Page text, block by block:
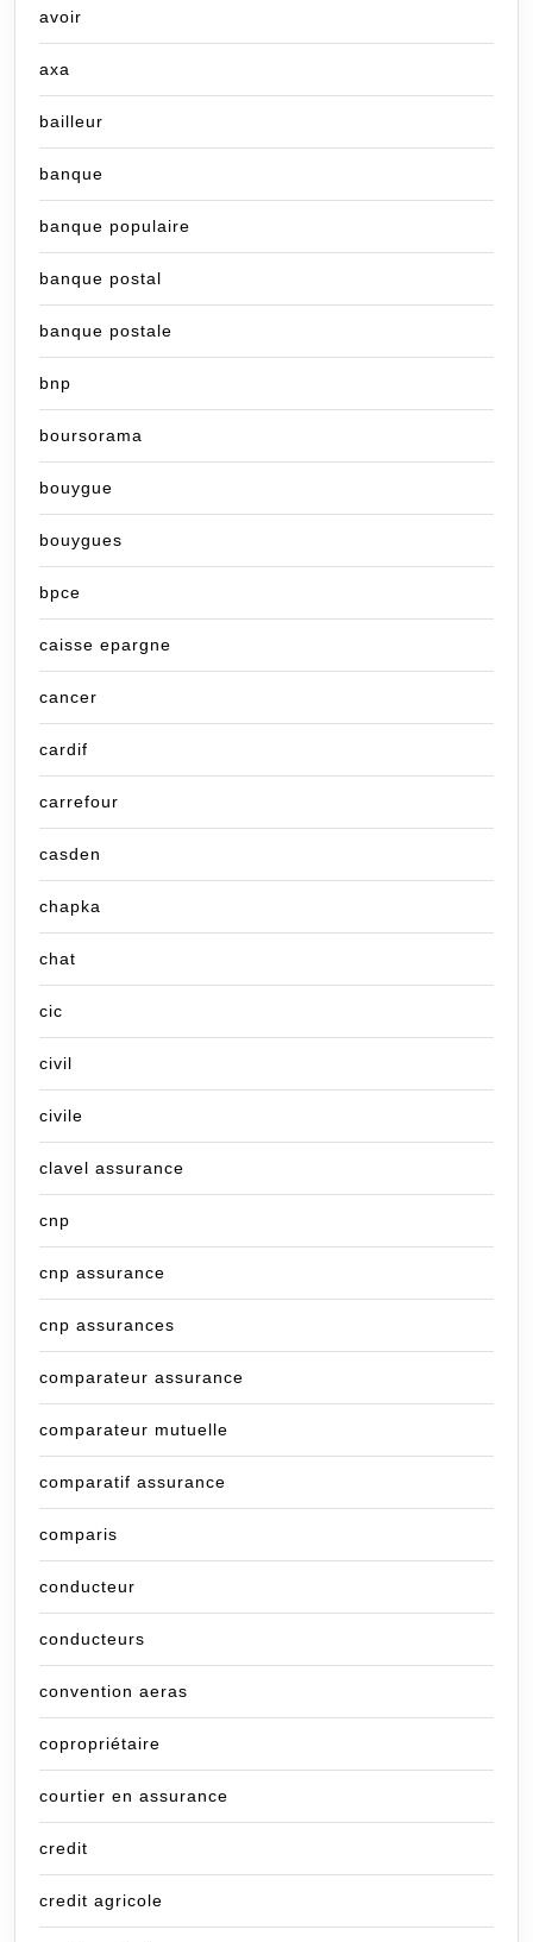
avoir
axa
bailleur
banque
banque populaire
banque postal
banque postale
bnp
boursorama
bouygue
bouygues
bpce
caisse epargne
cancer
cardif
carrefour
casden
chapka
chat
cic
civil
civile
clavel assurance
cnp
cnp assurance
cnp assurances
comparateur assurance
comparateur mutuelle
comparatif assurance
comparis
conducteur
conducteurs
convention aeras
copropriétaire
courtier en assurance
credit
credit agricole